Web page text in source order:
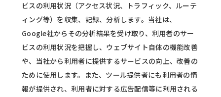
ビスの利用状況（アクセス状況、トラフィック、ルーテ
ィング等）を収集、記録、分析します。当社は、
Google社からその分析結果を受け取り、利用者のサー
ビスの利用状況を把握し、ウェブサイト自体の機能改善
や、当社から利用者に提供するサービスの向上、改善の
ために使用します。また、ツール提供者にも利用者の情
報が提供され、利用者に対する広告配信等に利用される